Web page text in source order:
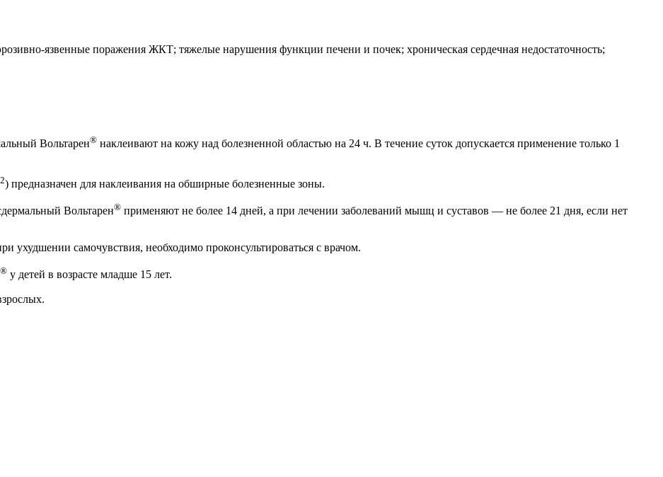
язвенные поражения ЖКТ; тяжелые нарушения функции печени и почек; хроническая сердечная недостаточность;
Вольтарен® наклеивают на кожу над болезненной областью на 24 ч. В течение суток допускается применение только 1
2) предназначен для наклеивания на обширные болезненные зоны.
Вольтарен® применяют не более 14 дней, а при лечении заболеваний мышц и суставов — не более 21 дня, если нет
ухудшении самочувствия, необходимо проконсультироваться с врачом.
® у детей в возрасте младше 15 лет.